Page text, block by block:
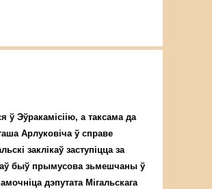
ў Эўракамісіію, а таксама да
Арлуковіча ў справе
заклікаў заступіцца за
быў прымусова зьмешчаны ў
дэпутата Мігальскага